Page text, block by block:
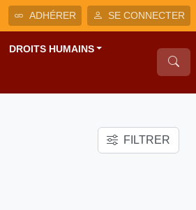
ADHÉRER SE CONNECTER
DROITS HUMAINS
FILTRER